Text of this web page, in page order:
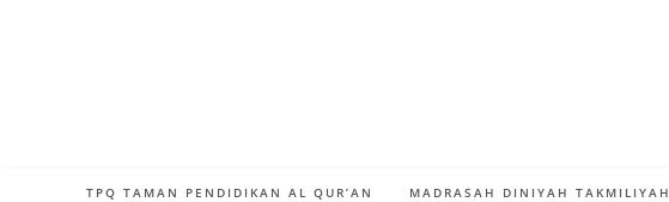
TPQ TAMAN PENDIDIKAN AL QUR’AN MADRASAH DINIYAH TAKMILIYAH